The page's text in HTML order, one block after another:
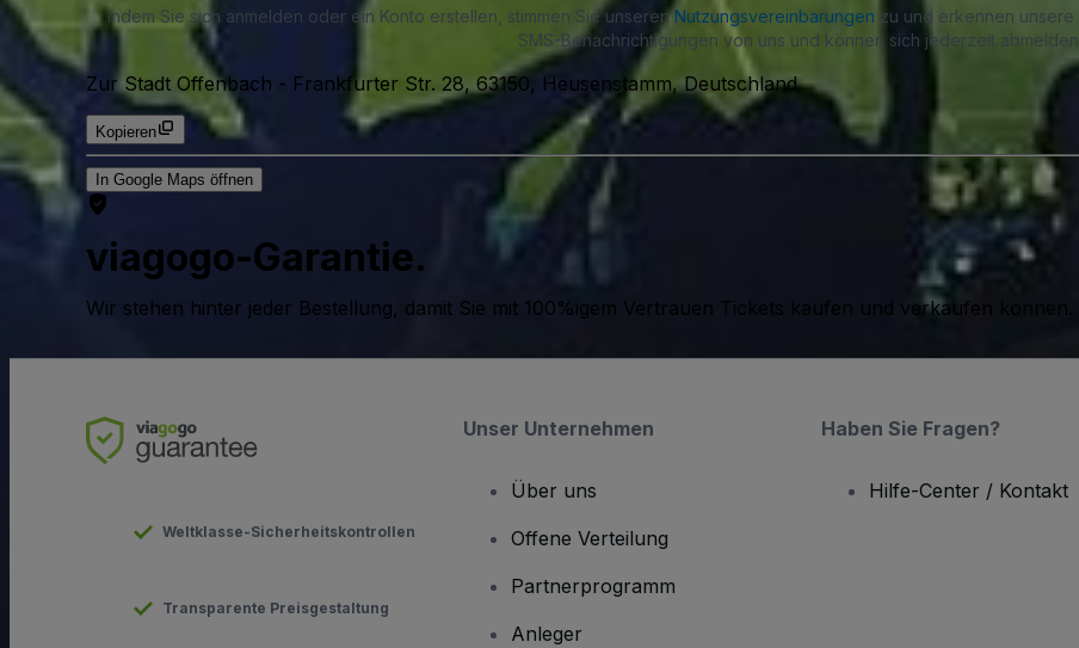
Indem Sie sich anmelden oder ein Konto erstellen, stimmen Sie unserenNutzungsvereinbarungen zu und erkennen unsere
SMS-Benachrichtigungen von uns und können sich jederzeit abmelden.
Zur Stadt Offenbach - Frankfurter Str. 28, 63150, Heusenstamm, Deutschland
Kopieren
In Google Maps öffnen
viagogo-Garantie.
Wir stehen hinter jeder Bestellung, damit Sie mit 100%igem Vertrauen Tickets kaufen und verkaufen können.
Weltklasse-Sicherheitskontrollen
Transparente Preisgestaltung
Unser Unternehmen
Über uns
Offene Verteilung
Partnerprogramm
Anleger
Haben Sie Fragen?
Hilfe-Center / Kontakt